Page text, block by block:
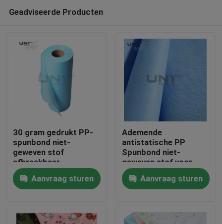
Thuis
Producten
Over ons
Geadviseerde Producten
30 gram gedrukt PP-
spunbond niet-
geweven stof
afbreekbaar
waterdicht
Aanvraag sturen
Ademende
antistatische PP
Spunbond niet-
geweven stof voor
medische hygiëne
Aanvraag sturen